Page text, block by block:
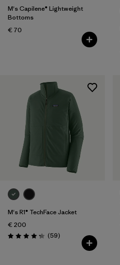
M's Capilene® Lightweight
Bottoms
€ 70
M's R1® TechFace Jacket
€ 200
Bewertung: 4.2 / 5
(59Rezensionen
)